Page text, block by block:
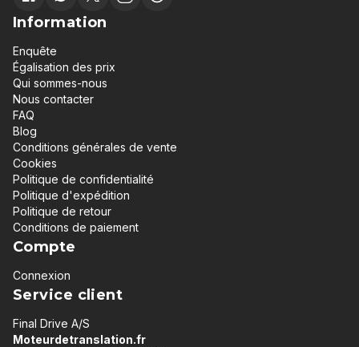
Information
Enquête
Égalisation des prix
Qui sommes-nous
Nous contacter
FAQ
Blog
Conditions générales de vente
Cookies
Politique de confidentialité
Politique d'expédition
Politique de retour
Conditions de paiement
Compte
Connexion
Service client
Final Drive A/S
Moteurdetranslation.fr